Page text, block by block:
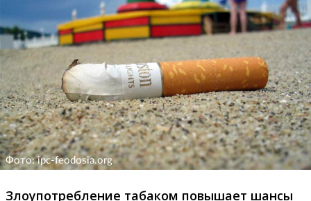
Фото: ipc-feodosia.org
Злоупотребление табаком повышает шансы